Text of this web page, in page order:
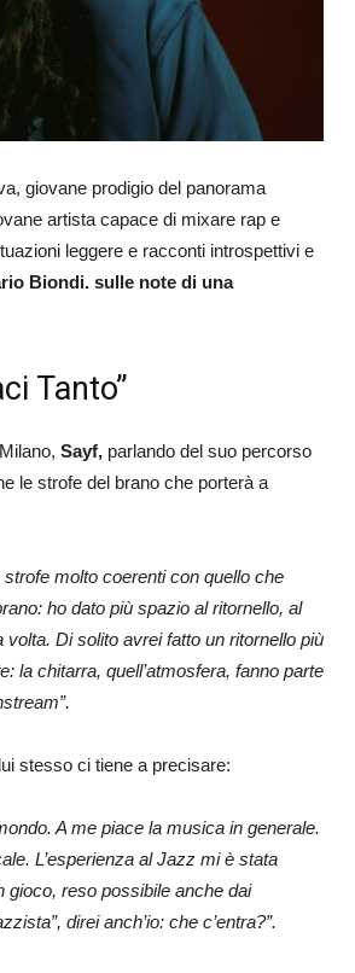
giovane prodigio del panorama
artista capace di mixare rap e
leggere e racconti introspettivi e
Biondi. sulle note di una
Tanto”
Sayf, parlando del suo percorso
le strofe del brano che porterà a
molto coerenti con quello che
ho dato più spazio al ritornello, al
Di solito avrei fatto un ritornello più
la chitarra, quell’atmosfera, fanno parte
stesso ci tiene a precisare:
A me piace la musica in generale.
L’esperienza al Jazz mi è stata
gioco, reso possibile anche dai
direi anch’io: che c’entra?”.